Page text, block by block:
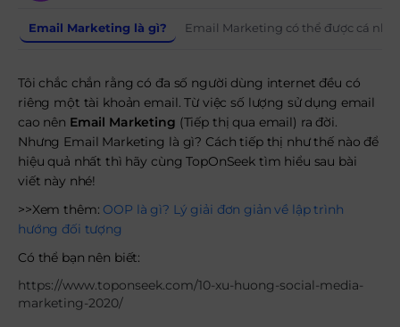
Email Marketing là gì? Email Marketing có thể được cá
Tôi chắc chắn rằng có đa số người dùng internet đều có
riêng một tài khoản email. Từ việc số lượng sử dụng email
cao nên Email Marketing (Tiếp thị qua email) ra đời.
Nhưng Email Marketing là gì? Cách tiếp thị như thế nào để
hiệu quả nhất thì hãy cùng TopOnSeek tìm hiểu sau bài
viết này nhé!
>>Xem thêm: OOP là gì? Lý giải đơn giản về lập trình
hướng đối tượng
Có thể bạn nên biết:
https://www.toponseek.com/10-xu-huong-social-media-
marketing-2020/